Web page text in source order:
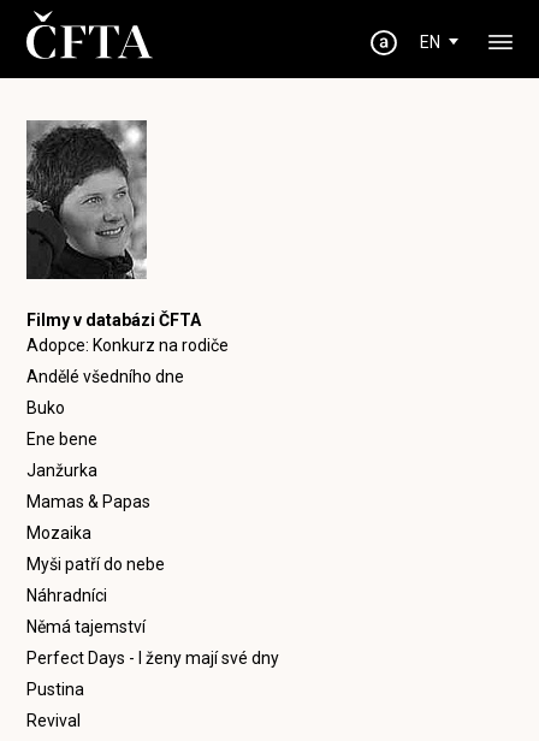
EN
Filmy v databázi ČFTA
Adopce: Konkurz na rodiče
Andělé všedního dne
Buko
Ene bene
Janžurka
Mamas & Papas
Mozaika
Myši patří do nebe
Náhradníci
Němá tajemství
Perfect Days - I ženy mají své dny
Pustina
Revival